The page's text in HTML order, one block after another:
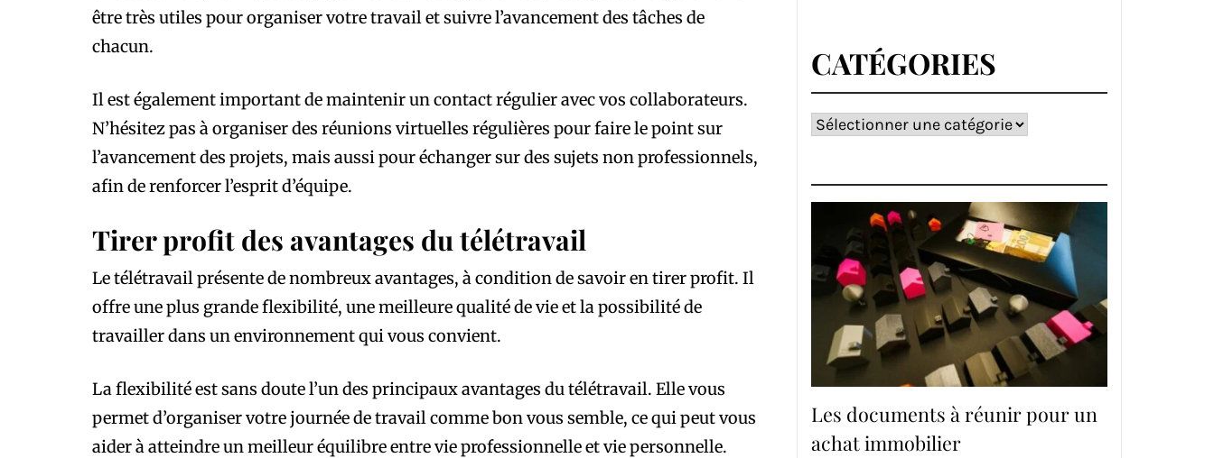
être très utiles pour organiser votre travail et suivre l’avancement des tâches de
chacun.
Il est également important de maintenir un contact régulier avec vos collaborateurs.
N’hésitez pas à organiser des réunions virtuelles régulières pour faire le point sur
l’avancement des projets, mais aussi pour échanger sur des sujets non professionnels,
afin de renforcer l’esprit d’équipe.
Tirer profit des avantages du télétravail
Le télétravail présente de nombreux avantages, à condition de savoir en tirer profit. Il
offre une plus grande flexibilité, une meilleure qualité de vie et la possibilité de
travailler dans un environnement qui vous convient.
La flexibilité est sans doute l’un des principaux avantages du télétravail. Elle vous
permet d’organiser votre journée de travail comme bon vous semble, ce qui peut vous
aider à atteindre un meilleur équilibre entre vie professionnelle et vie personnelle.
CATÉGORIES
Catégories
Les documents à réunir pour un
achat immobilier